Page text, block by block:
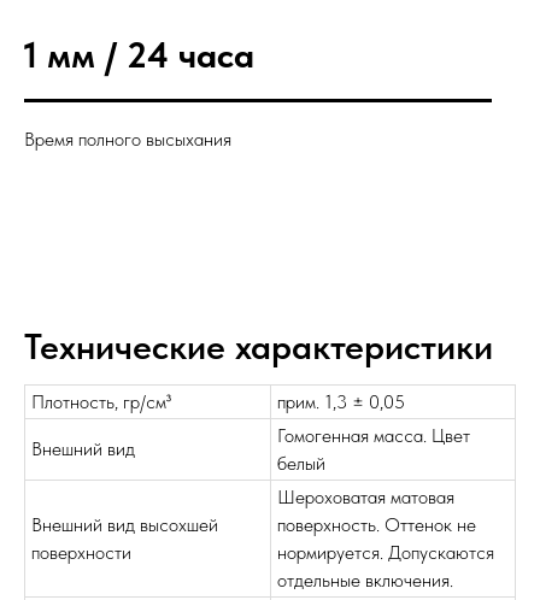
1 мм / 24 часа
Время полного высыхания
Технические характеристики
Плотность, гр/см³ прим. 1,3 ± 0,05
Внешний вид
Гомогенная масса. Цвет
белый
Внешний вид высохшей
поверхности
Шероховатая матовая
поверхность. Оттенок не
нормируется. Допускаются
отдельные включения.